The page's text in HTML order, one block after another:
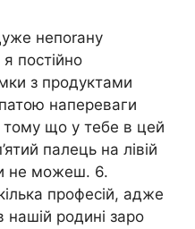
непоrану
постійно
з продуктами
напереваги
тому що у тебе в цей
палець на лівій
не можеш. 6.
професій, адже
нашій родині заро